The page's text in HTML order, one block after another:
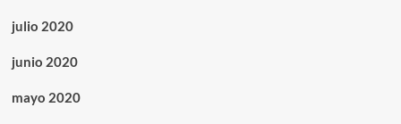
julio 2020
junio 2020
mayo 2020